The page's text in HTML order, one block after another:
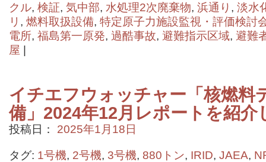
クル, 検証, 気中部, 水処理2次廃棄物, 浜通り , 淡水
リ , 燃料取扱設備, 特定原子力施設監視・評価検討
電所, 福島第一原発, 過酷事故, 避難指示区域, 避難
屋
イチエフウォッチャー「核燃料
備」2024年12月レポートを紹介
投稿日： 2025年1月18日
タグ: 1号機, 2号機, 3号機, 880トン, IRID, JAEA,